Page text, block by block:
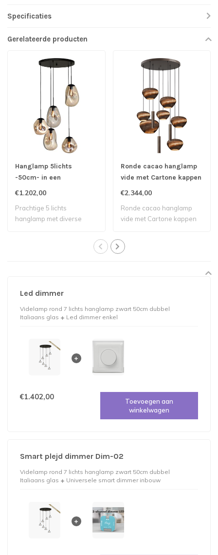
Specificaties
Gerelateerde producten
Hanglamp 5lichts
-50cm- in een
hotelchique stijl met
€1.202,00
Prachtige 5 lichts
hanglamp met diverse
Ronde cacao hanglamp
vide met Cartone kappen
70cm 10lichts
€2.344,00
Ronde cacao hanglamp
vide met Cartone kappen
Led dimmer
Videlamp rond 7 lichts hanglamp zwart 50cm dubbel
Italiaans glas
Led dimmer enkel
€1.402,00
Toevoegen aan
winkelwagen
Smart plejd dimmer Dim-02
Videlamp rond 7 lichts hanglamp zwart 50cm dubbel
Italiaans glas
Universele smart dimmer inbouw